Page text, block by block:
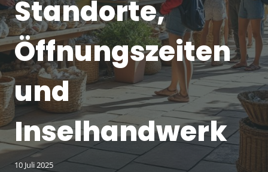
Standorte,
Öffnungszeiten
und
Inselhandwerk
10 Juli 2025